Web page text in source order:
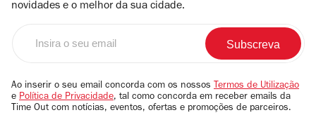
novidades e o melhor da sua cidade.
email
Ao inserir o seu email concorda com os nossos Termos de Utilização
e Política de Privacidade, tal como concorda em receber emails da
Time Out com notícias, eventos, ofertas e promoções de parceiros.